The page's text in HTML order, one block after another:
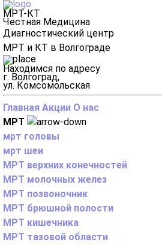
МРТ-КТ
Честная Медицина
Диагностический центр
МРТ и КТ в Волгограде
Находимся по адресу
г. Волгоград,
ул. Комсомольская
Главная Акции О нас
МРТ
мрт головы
мрт шеи
МРТ верхних конечностей
МРТ молочных желез
МРТ позвоночник
МРТ брюшной полости
МРТ кишечника
МРТ тазовой области